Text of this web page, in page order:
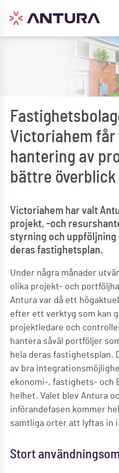
Victoriahem
hantering av
bättre
Victoriahem har valt
projekt, -och
styrning och uppföljning
deras fastighetsplan.
Under några månader
olika projekt- och
Antura var då ett
efter ett verktyg som kan
projektledare och
hantera såväl portföljer
hela deras fastighetsplan.
av bra
ekonomi-, fastighets- och
helhet. Valet blev Antura
införandefasen kommer
samtliga orter att lyftas in
Stort